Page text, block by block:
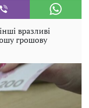
вразливі
грошову